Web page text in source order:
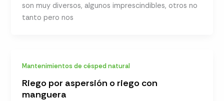
son muy diversos, algunos imprescindibles, otros no
tanto pero nos
Mantenimientos de césped natural
Riego por aspersión o riego con
manguera